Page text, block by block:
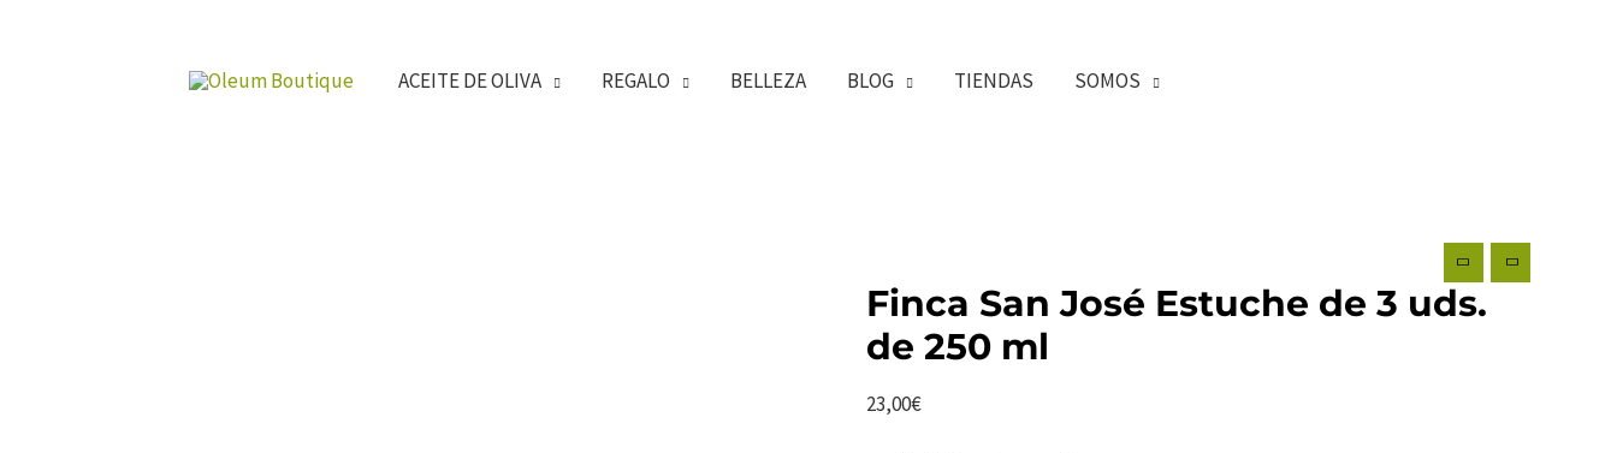
ACEITE DE OLIVA REGALO BELLEZA BLOG TIENDAS SOMOS
Finca San José Estuche de 3 uds.
de 250 ml
23,00€